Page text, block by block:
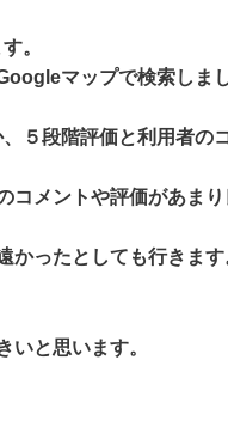
。
マップで検索しま
５段階評価と利用者の
コメントや評価があま
かったとしても行きます
と思います。